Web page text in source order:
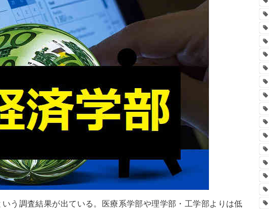
う調査結果が出ている。医療系学部や理学部・工学部よりは低